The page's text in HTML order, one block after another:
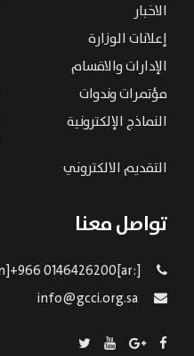
الاخبار
إعلانات الوزارة
الإدارات والاقسام
مؤتمرات وندوات
النماذج الإلكترونية
التقديم الالكتروني
تواصل معنا
[:ar]966146426200+[:en]+966 0146426200[:]